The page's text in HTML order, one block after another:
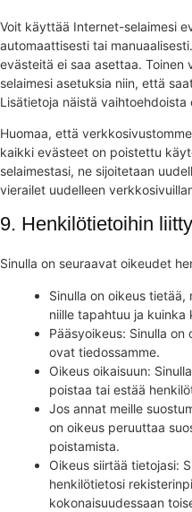
Voit käyttää Internet-selaimesi
automaattisesti tai
evästeitä ei saa asettaa.
selaimesi asetuksia niin, että
Lisätietoja näistä vaihtoehdoista
Huomaa, että
kaikki evästeet on poistettu
selaimestasi, ne sijoitetaan
vierailet uudelleen
9. Henkilötietoihin
Sinulla on seuraavat oikeudet
Sinulla on oikeus
niille tapahtuu ja kuinka
Pääsyoikeus: Sinulla
ovat tiedossamme.
Oikeus oikaisuun:
poistaa tai estää
Jos annat meille
on oikeus peruuttaa
poistamista.
Oikeus siirtää tietojasi:
henkilötietosi
kokonaisuudessaan